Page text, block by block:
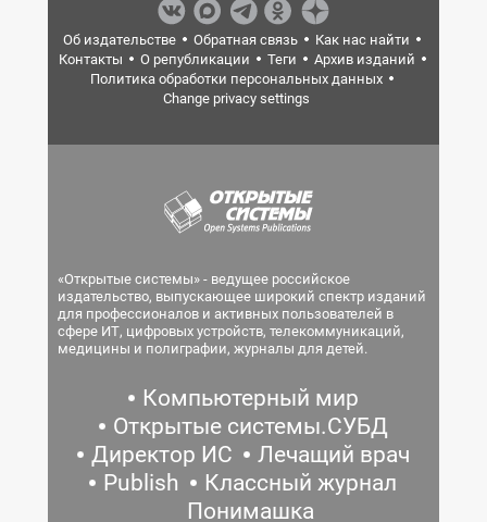
Об издательстве Обратная связь
Как нас найти
Контакты
О републикации Теги
Архив изданий
Политика обработки персональных данных
Change privacy settings
«Открытые системы» - ведущее российское
издательство, выпускающее широкий спектр изданий
для профессионалов и активных пользователей в
сфере ИТ, цифровых устройств, телекоммуникаций,
медицины и полиграфии, журналы для детей.
Компьютерный мир
Открытые системы.СУБД
Директор ИС
Лечащий врач
Publish
Классный журнал
Понимашка